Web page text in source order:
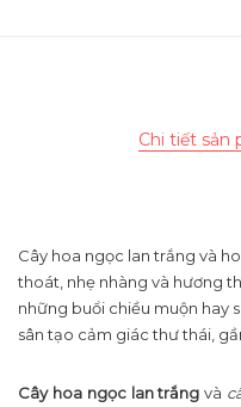
Chi tiết sản
Cây hoa ngọc lan trắng và
thoát, nhẹ nhàng và hương
những buổi chiều muộn hay
sân tạo cảm giác thư thái,
Cây hoa ngọc lan trắng và